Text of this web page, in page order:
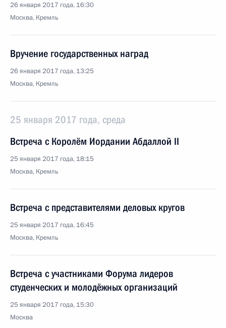
26 января 2017 года, 16:30
Москва, Кремль
Вручение государственных наград
26 января 2017 года, 13:25
Москва, Кремль
25 января 2017 года, среда
Встреча с Королём Иордании Абдаллой II
25 января 2017 года, 18:15
Москва, Кремль
Встреча с представителями деловых кругов
25 января 2017 года, 16:45
Москва, Кремль
Встреча с участниками Форума лидеров
студенческих и молодёжных организаций
25 января 2017 года, 15:30
Москва